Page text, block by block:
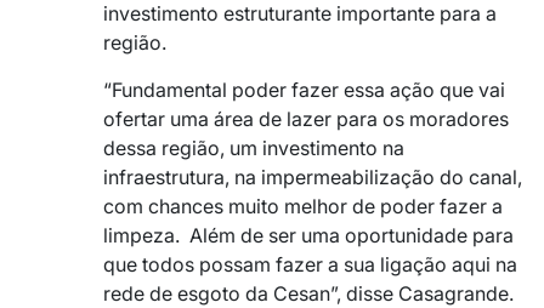
investimento estruturante importante para a
região.
“Fundamental poder fazer essa ação que vai
ofertar uma área de lazer para os moradores
dessa região, um investimento na
infraestrutura, na impermeabilização do canal,
com chances muito melhor de poder fazer a
limpeza. Além de ser uma oportunidade para
que todos possam fazer a sua ligação aqui na
rede de esgoto da Cesan”, disse Casagrande.